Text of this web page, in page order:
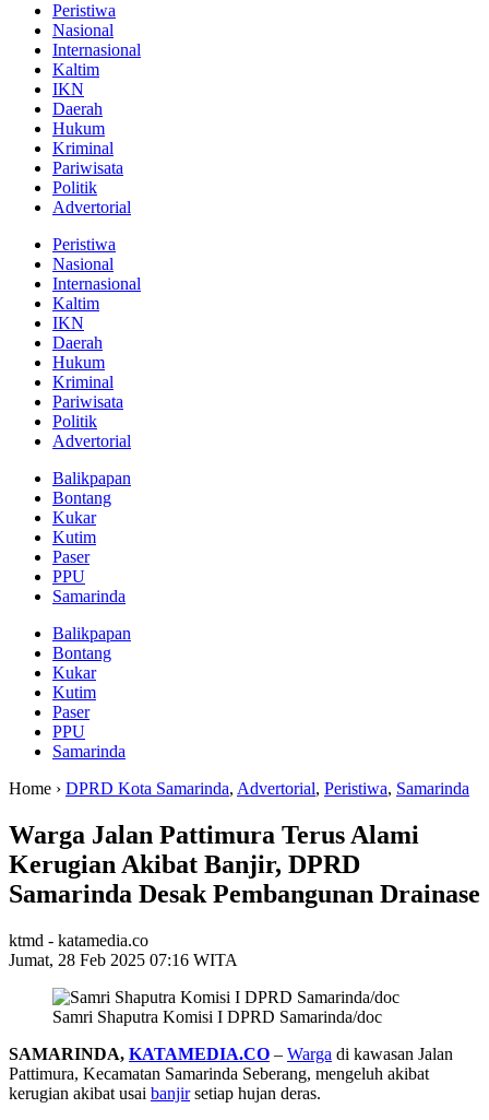
Peristiwa
Nasional
Internasional
Kaltim
IKN
Daerah
Hukum
Kriminal
Pariwisata
Politik
Advertorial
Peristiwa
Nasional
Internasional
Kaltim
IKN
Daerah
Hukum
Kriminal
Pariwisata
Politik
Advertorial
Balikpapan
Bontang
Kukar
Kutim
Paser
PPU
Samarinda
Balikpapan
Bontang
Kukar
Kutim
Paser
PPU
Samarinda
Home › DPRD Kota Samarinda, Advertorial, Peristiwa, Samarinda
Warga Jalan Pattimura Terus Alami
Kerugian Akibat Banjir, DPRD
Samarinda Desak Pembangunan Drainase
ktmd - katamedia.co
Jumat, 28 Feb 2025 07:16 WITA
Samri Shaputra Komisi I DPRD Samarinda/doc
SAMARINDA, KATAMEDIA.CO – Warga di kawasan Jalan
Pattimura, Kecamatan Samarinda Seberang, mengeluh akibat
kerugian akibat usai banjirsetiap hujan deras.